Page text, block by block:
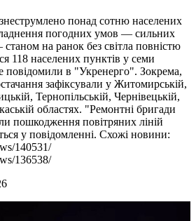
понад сотню населених
погодних умов — сильних
на ранок без світла повністю
118 населених пунктів у семи
повідомили в "Укренерго". Зокрема,
зафіксували у Житомирській,
Тернопільській, Чернівецькій,
областях. "Ремонтні бригади
пошкодження повітряних ліній
у повідомленні. Схожі новини:
140531/
136538/